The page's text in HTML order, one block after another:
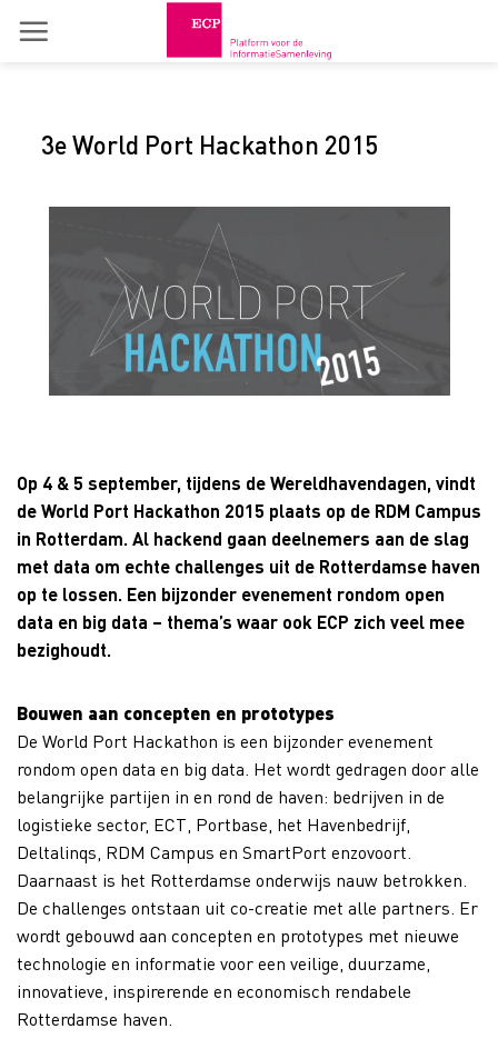
3e World Port Hackathon 2015
Op 4 & 5 september, tijdens de Wereldhavendagen, vindt
de World Port Hackathon 2015 plaats op de RDM Campus
in Rotterdam. Al hackend gaan deelnemers aan de slag
met data om echte challenges uit de Rotterdamse haven
op te lossen. Een bijzonder evenement rondom open
data en big data – thema’s waar ook ECP zich veel mee
bezighoudt.
Bouwen aan concepten en prototypes
De World Port Hackathon is een bijzonder evenement
rondom open data en big data. Het wordt gedragen door alle
belangrijke partijen in en rond de haven: bedrijven in de
logistieke sector, ECT, Portbase, het Havenbedrijf,
Deltalinqs, RDM Campus en SmartPort enzovoort.
Daarnaast is het Rotterdamse onderwijs nauw betrokken.
De challenges ontstaan uit co-creatie met alle partners. Er
wordt gebouwd aan concepten en prototypes met nieuwe
technologie en informatie voor een veilige, duurzame,
innovatieve, inspirerende en economisch rendabele
Rotterdamse haven.